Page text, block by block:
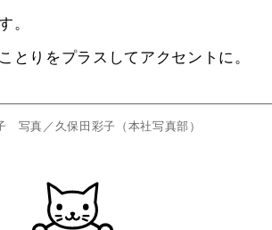
。
とりをプラスしてアクセントに。
写真／久保田彩子（本社写真部）